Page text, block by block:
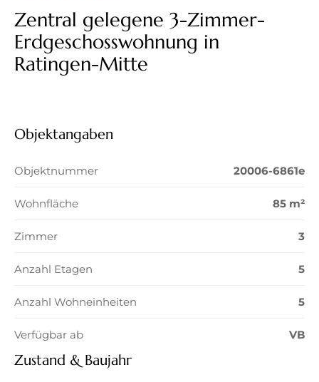
Zentral gelegene 3-Zimmer-
Erdgeschosswohnung in
Ratingen-Mitte
Objektangaben
Objektnummer 20006-6861e
Wohnfläche 85 m²
Zimmer 3
Anzahl Etagen 5
Anzahl Wohneinheiten 5
Verfügbar ab VB
Zustand & Baujahr